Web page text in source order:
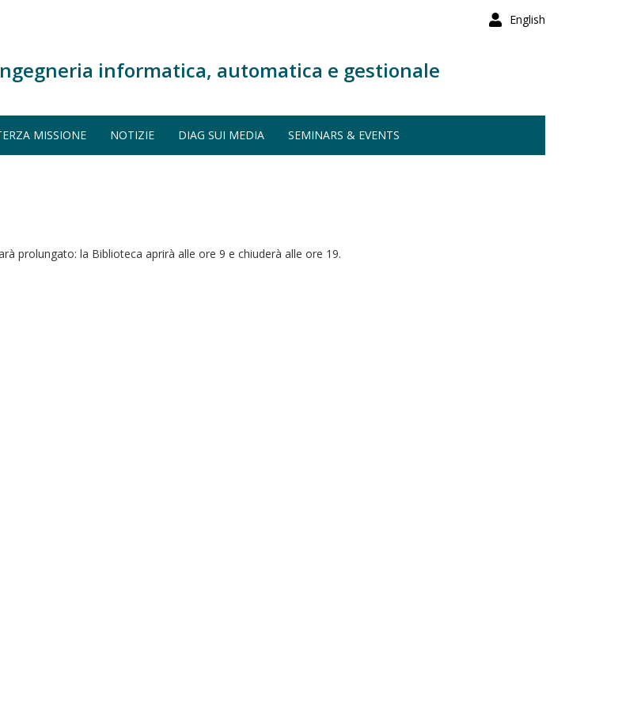
English
informatica, automatica e gestionale
MISSIONE NOTIZIE DIAG SUI MEDIA SEMINARS & EVENTS
prolungato: la Biblioteca aprirà alle ore 9 e chiuderà alle ore 19.